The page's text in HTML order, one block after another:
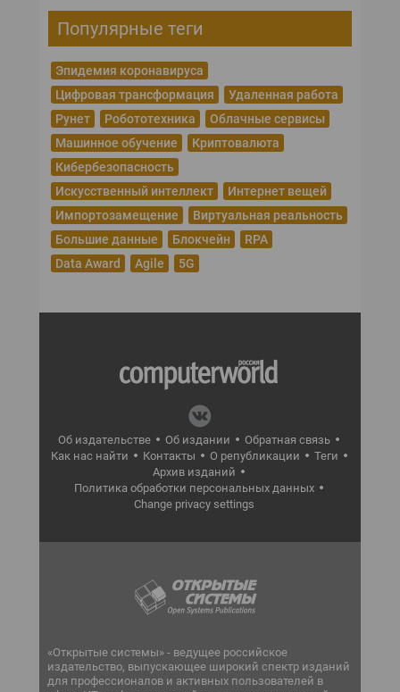
Популярные теги
Эпидемия коронавируса
Цифровая трансформация
Удаленная работа
Рунет
Робототехника
Облачные сервисы
Машинное обучение
Криптовалюта
Кибербезопасность
Искусственный интеллект
Интернет вещей
Импортозамещение
Виртуальная реальность
Большие данные
Блокчейн
RPA
Data Award
Agile 5G
Об издательстве Об издании
Обратная связь
Как нас найти
Контакты О републикации
Теги
Архив изданий
Политика обработки персональных данных
Change privacy settings
«Открытые системы» - ведущее российское
издательство, выпускающее широкий спектр изданий
для профессионалов и активных пользователей в